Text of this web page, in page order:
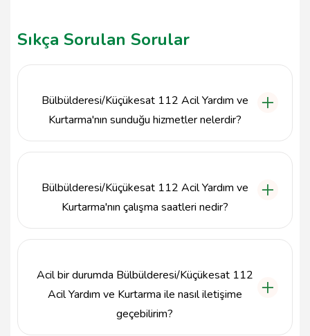
Sıkça Sorulan Sorular
Bülbülderesi/Küçükesat 112 Acil Yardım ve
Kurtarma'nın sunduğu hizmetler nelerdir?
sunmaktadır.
Bülbülderesi/Küçükesat 112 Acil Yardım ve
Kurtarma'nın çalışma saatleri nedir?
Acil bir durumda Bülbülderesi/Küçükesat 112
Acil Yardım ve Kurtarma ile nasıl iletişime
geçebilirim?